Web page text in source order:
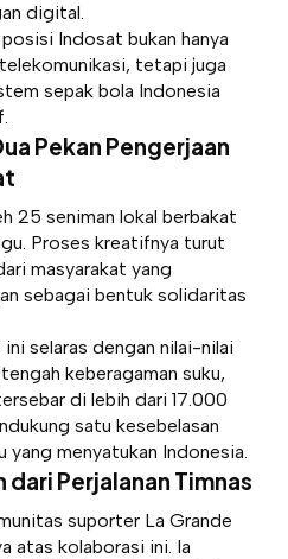
digital.
Indosat bukan hanya
tetapi juga
sepak bola Indonesia
Pekan Pengerjaan
25 seniman lokal berbakat
Proses kreatifnya turut
masyarakat yang
sebagai bentuk solidaritas
selaras dengan nilai-nilai
keberagaman suku,
di lebih dari 17.000
satu kesebelasan
menyatukan Indonesia.
Perjalanan Timnas
suporter La Grande
atas kolaborasi ini. Ia